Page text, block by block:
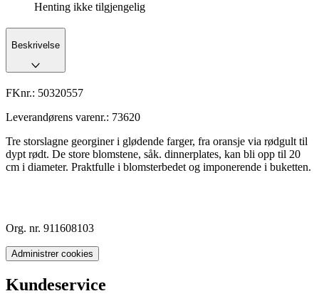
Henting ikke tilgjengelig
Beskrivelse
FKnr.: 50320557
Leverandørens varenr.: 73620
Tre storslagne georginer i glødende farger, fra oransje via rødgult til
dypt rødt. De store blomstene, såk. dinnerplates, kan bli opp til 20
cm i diameter. Praktfulle i blomsterbedet og imponerende i buketten.
Org. nr. 911608103
Administrer cookies
Kundeservice